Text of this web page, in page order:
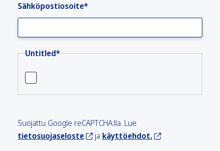
Sähköpostiosoite*
Untitled*
Suojattu Google reCAPTCHA:lla. Lue
tietosuojaseloste
ja käyttöehdot.